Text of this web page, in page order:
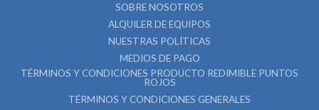
SOBRE NOSOTROS
ALQUILER DE EQUIPOS
NUESTRAS POLÍTICAS
MEDIOS DE PAGO
TÉRMINOS Y CONDICIONES PRODUCTO REDIMIBLE PUNTOS
ROJOS
TÉRMINOS Y CONDICIONES GENERALES